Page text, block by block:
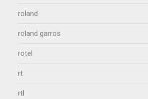
roland
roland garros
rotel
rt
rtl